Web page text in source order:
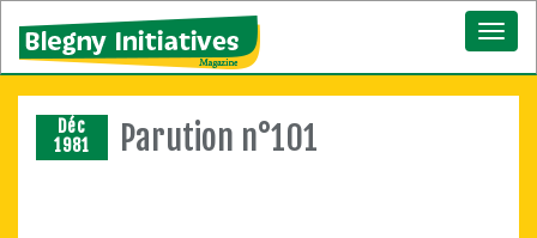
Déc
1981
Parution n°101